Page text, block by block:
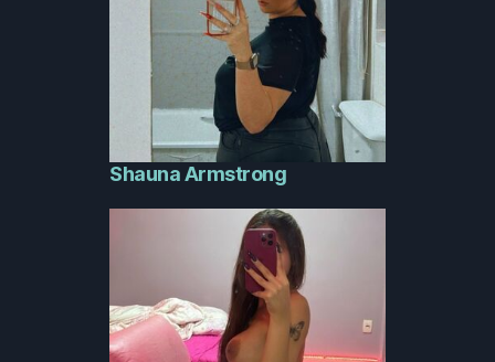
Shauna Armstrong